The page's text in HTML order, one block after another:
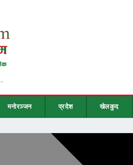
मनोरञ्जन प्रदेश खेलकुद